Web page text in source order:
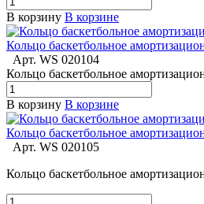
В корзину В корзине
Кольцо баскетбольное
Арт. WS 020104
Кольцо баскетбольное
В корзину В корзине
Кольцо баскетбольное
Арт. WS 020105
Кольцо баскетбольное